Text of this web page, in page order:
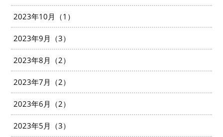
2023年10月（1）
2023年9月（3）
2023年8月（2）
2023年7月（2）
2023年6月（2）
2023年5月（3）